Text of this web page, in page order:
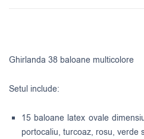
Ghirlanda 38 baloane multicolore
Setul include:
15 baloane latex ovale
portocaliu, turcoaz, rosu, verde